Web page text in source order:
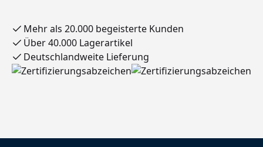
Mehr als 20.000 begeisterte Kunden
Über 40.000 Lagerartikel
Deutschlandweite Lieferung